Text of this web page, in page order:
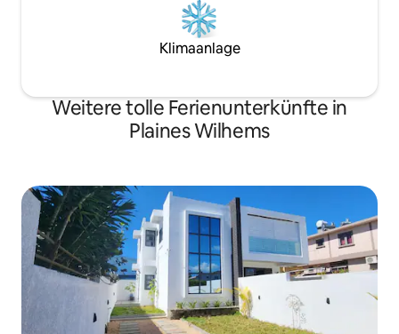
Klimaanlage
Weitere tolle Ferienunterkünfte in
Plaines Wilhems